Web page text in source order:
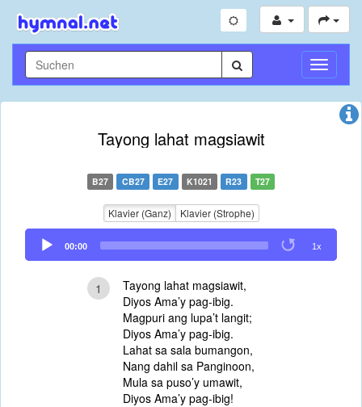
Tayong lahat magsiawit
B27 CB27 E27 K1021 R23 T27
Klavier (Ganz) Klavier (Strophe)
Audio
Player
00:00 1x
1
Tayong lahat magsiawit,
Diyos Ama’y pag-ibig.
Magpuri ang lupa’t langit;
Diyos Ama’y pag-ibig.
Lahat sa sala bumangon,
Nang dahil sa Panginoon,
Mula sa puso’y umawit,
Diyos Ama’y pag-ibig!